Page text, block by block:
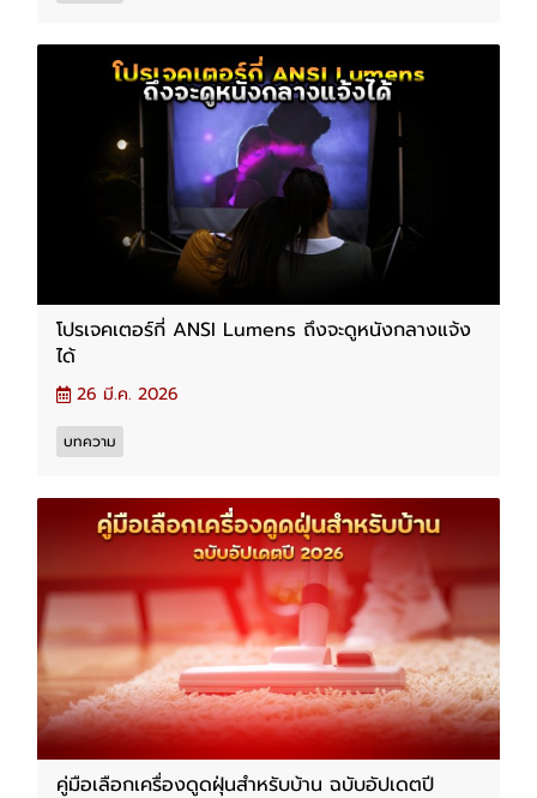
โปรเจคเตอร์กี่ ANSI Lumens ถึงจะดูหนังกลางแจ้ง
ได้
26 มี.ค. 2026
บทความ
คู่มือเลือกเครื่องดูดฝุ่นสำหรับบ้าน ฉบับอัปเดตปี